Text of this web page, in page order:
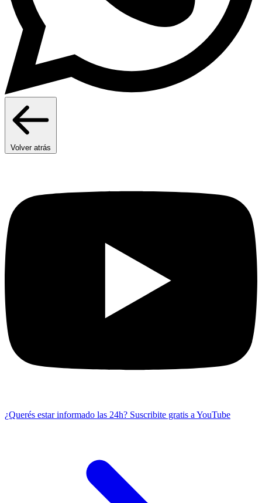
Volver atrás
¿Querés estar informado las 24h? Suscribite gratis a YouTube